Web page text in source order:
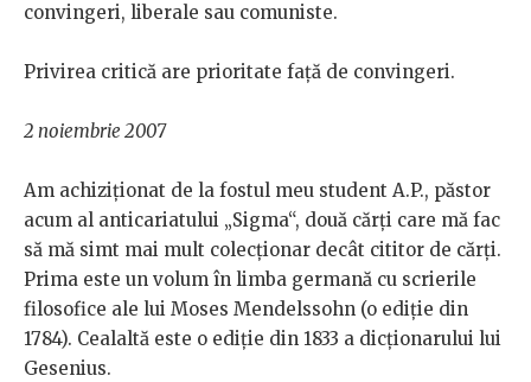
convingeri, liberale sau comuniste.
Privirea critică are prioritate față de convingeri.
2 noiembrie 2007
Am achiziționat de la fostul meu student A.P., păstor
acum al anticariatului „Sigma“, două cărți care mă fac
să mă simt mai mult colecționar decât cititor de cărți.
Prima este un volum în limba germană cu scrierile
filosofice ale lui Moses Mendelssohn (o ediție din
1784). Cealaltă este o ediție din 1833 a dicționarului lui
Gesenius.